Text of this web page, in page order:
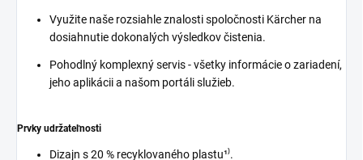
Využite naše rozsiahle znalosti spoločnosti Kärcher na
dosiahnutie dokonalých výsledkov čistenia.
Pohodlný komplexný servis - všetky informácie o zariadení,
jeho aplikácii a našom portáli služieb.
Prvky udržateľnosti
Dizajn s 20 % recyklovaného plastu¹⁾.